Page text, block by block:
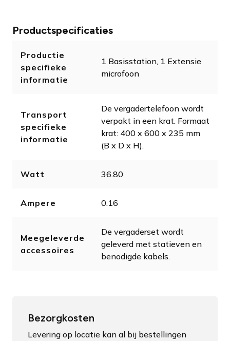
Productspecificaties
Productie
specifieke
informatie
1 Basisstation, 1 Extensie
microfoon
Transport
specifieke
informatie
De vergadertelefoon wordt
verpakt in een krat. Formaat
krat: 400 x 600 x 235 mm
(B x D x H).
Watt 36.80
Ampere 0.16
Meegeleverde
accessoires
De vergaderset wordt
geleverd met statieven en
benodigde kabels.
Bezorgkosten
Levering op locatie kan al bij bestellingen